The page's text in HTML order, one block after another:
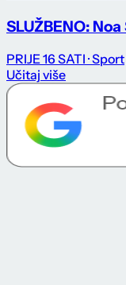
SLUŽBENO:
PRIJE 16 SATI · Sport
Učitaj više